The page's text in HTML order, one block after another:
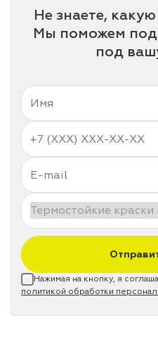
Не знаете,
Мы поможем
под
Нажимая на кнопку, я
политикой обработки